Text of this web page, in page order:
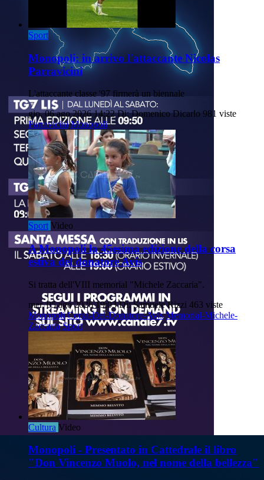
Sport
Monopoli: in arrivo l'attaccante Nicolas
Parravicini
L'attaccante classe '97 firmerà un biennale
gio, 06 ago 2026 14:22 Di: Domenico Dicarlo 981 viste
Parravicini Monopoli
Sport Video
A Monopoli la 45esima edizione della corsa
estiva del donatore Avis
Si tratta dell'VIII memorial "Michele Zaccaria".
mer, 05 ago 2026 19:03 Di: Samuele Rizzi 463 viste
Monopoli Corsa-Del-Donatore-Avis Memorial-Michele-
Zaccaria Sport
Cultura Video
Monopoli - Presentato in Cattedrale il libro
"Don Vincenzo Muolo, nel nome della bellezza"